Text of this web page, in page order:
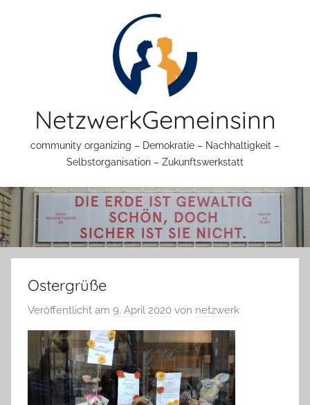
NetzwerkGemeinsinn
community organizing – Demokratie – Nachhaltigkeit –
Selbstorganisation – Zukunftswerkstatt
Ostergrüße
Veröffentlicht am 9. April 2020 von netzwerk